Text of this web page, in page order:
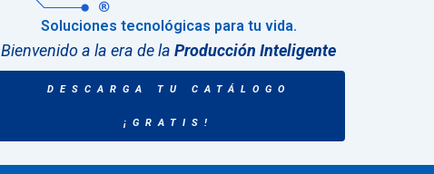
Soluciones tecnológicas para tu vida.
Bienvenido a la era de laProducción Inteligente
DESCARGA TU CATÁLOGO
¡GRATIS!